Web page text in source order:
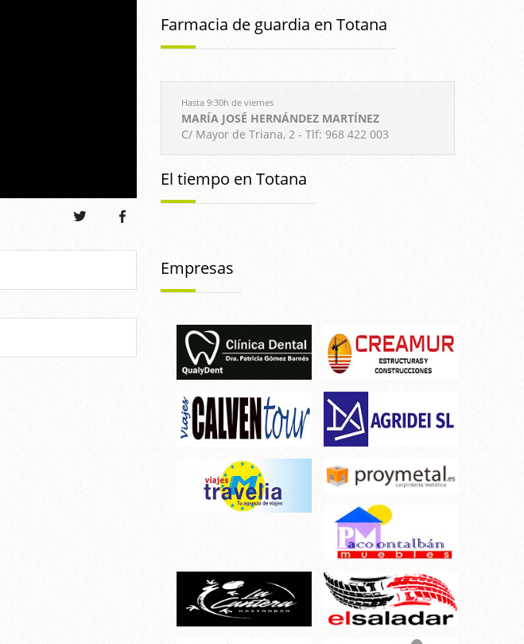
Farmacia de guardia en Totana
Hasta 9:30h de viernes
MARÍA JOSÉ HERNÁNDEZ MARTÍNEZ
C/ Mayor de Triana, 2 - Tlf: 968 422 003
El tiempo en Totana
Empresas